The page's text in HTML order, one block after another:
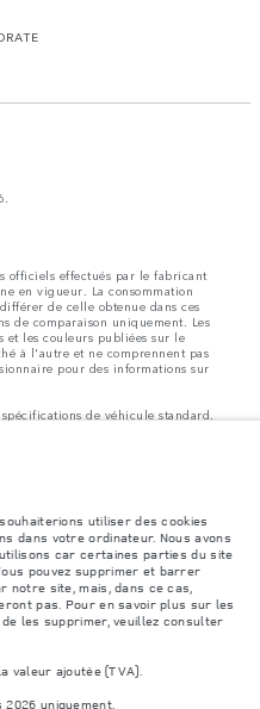
officiels effectués par le fabricant
en vigueur. La consommation
de celle obtenue dans ces
de comparaison uniquement. Les
et les couleurs publiées sur le
à l'autre et ne comprennent pas
pour des informations sur
de véhicule standard.
des occupants, des liquides
et les spécifications.La pénurie
les spécifications de
des options et les délais de
et par conséquent, les
peuvent ne pas refléter
ce qui concerne les
et les combinaisons de couleurs.
avoir confirmation des
utiliser des cookies
dans votre ordinateur. Nous avons
car certaines parties du site
pouvez supprimer et barrer
notre site, mais, dans ce cas,
pas. Pour en savoir plus sur les
les supprimer, veuillez consulter
valeur ajoutée (TVA).
uniquement.